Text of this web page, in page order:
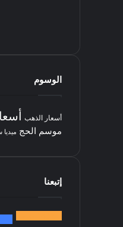
الوسوم
أسعار الذهب
موسم الحج
إتبعنا